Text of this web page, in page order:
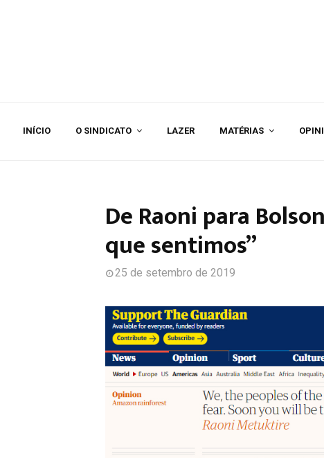
INÍCIO O SINDICATO LAZER MATÉRIAS
De Raoni para
que sentimos”
25 de setembro de 2019